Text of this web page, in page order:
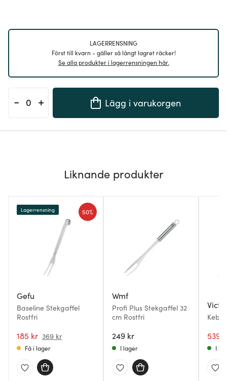
LAGERRENSNING
Först till kvarn - gäller så långt lagret räcker!
Se alla produkter i lagerrensningen här.
- + Lägg i varukorgen
Liknande produkter
Gefu
Baseline Stekgaffel
Rostfri
185 kr 369 kr
50%
Lagerrensning
Få i lager
Wmf
Profi Plus Stekgaffel 32
cm Rostfri
249 kr
I lager
539
I